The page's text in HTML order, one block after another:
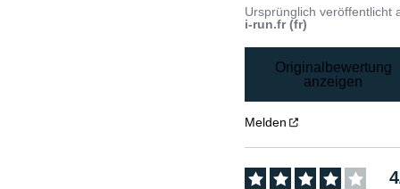
Ursprünglich veröffentlicht
i-run.fr (fr)
Originalbewertung
anzeigen
Melden
4